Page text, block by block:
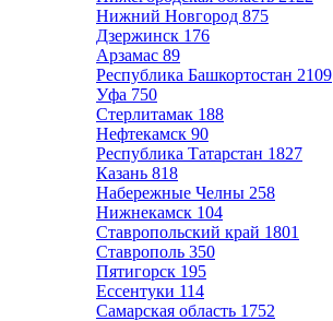
Нижний Новгород 875
Дзержинск 176
Арзамас 89
Республика Башкортостан 2109
Уфа 750
Стерлитамак 188
Нефтекамск 90
Республика Татарстан 1827
Казань 818
Набережные Челны 258
Нижнекамск 104
Ставропольский край 1801
Ставрополь 350
Пятигорск 195
Ессентуки 114
Самарская область 1752